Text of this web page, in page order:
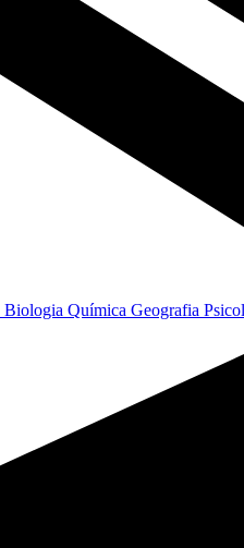
Biologia Química Geografia